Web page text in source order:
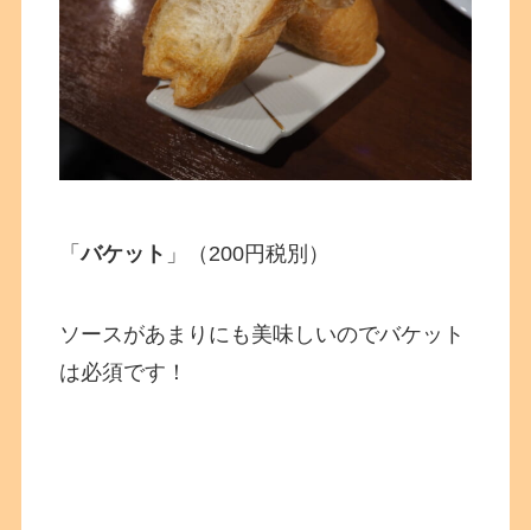
「バケット 」（200円税別）
ソースがあまりにも美味しいのでバケット
は必須です！